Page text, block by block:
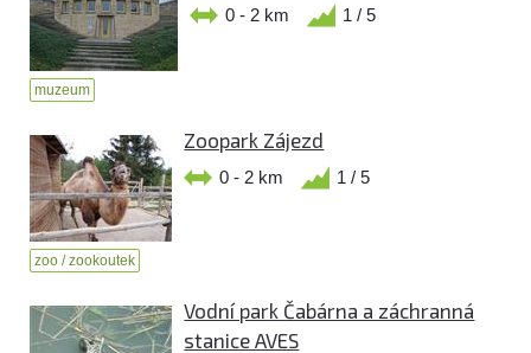
0 - 2 km 1 / 5
muzeum
Zoopark Zájezd
0 - 2 km 1 / 5
zoo / zookoutek
Vodní park Čabárna a záchranná
stanice AVES